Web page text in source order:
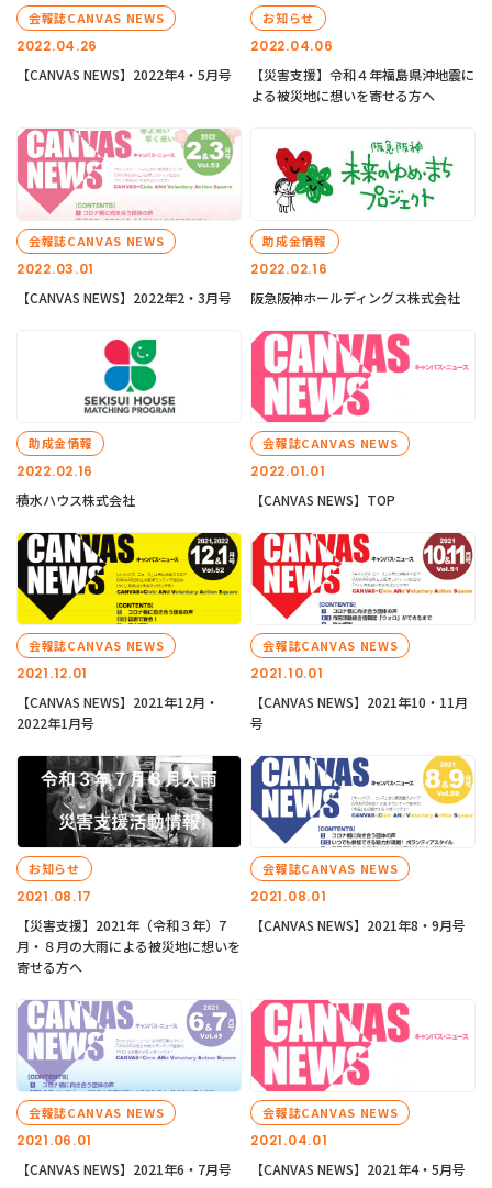
2022.04.26
会報誌CANVAS NEWS
【CANVAS NEWS】2022年4・5月号
2022.04.06
お知らせ
【災害支援】令和４年福島県沖地震に
よる被災地に想いを寄せる方へ
2022.03.01
会報誌CANVAS NEWS
【CANVAS NEWS】2022年2・3月号
2022.02.16
助成金情報
阪急阪神ホールディングス株式会社
2022.02.16
助成金情報
積水ハウス株式会社
2022.01.01
会報誌CANVAS NEWS
【CANVAS NEWS】TOP
2021.12.01
会報誌CANVAS NEWS
【CANVAS NEWS】2021年12月・
2022年1月号
2021.10.01
会報誌CANVAS NEWS
【CANVAS NEWS】2021年10・11月
号
2021.08.17
お知らせ
【災害支援】2021年（令和３年）7
月・８月の大雨による被災地に想いを
寄せる方へ
2021.08.01
会報誌CANVAS NEWS
【CANVAS NEWS】2021年8・9月号
2021.06.01
会報誌CANVAS NEWS
【CANVAS NEWS】2021年6・7月号
2021.04.01
会報誌CANVAS NEWS
【CANVAS NEWS】2021年4・5月号